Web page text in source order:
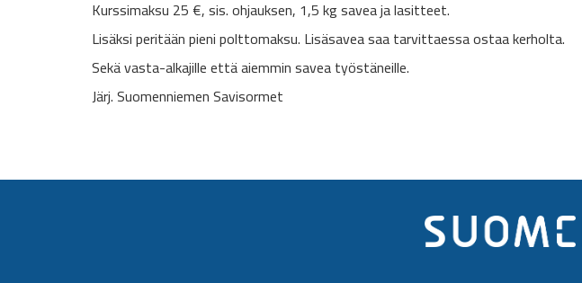
Kurssimaksu 25 €, sis. ohjauksen, 1,5 kg savea ja lasitteet.
Lisäksi peritään pieni polttomaksu. Lisäsavea saa tarvittaessa ostaa kerholta.
Sekä vasta-alkajille että aiemmin savea työstäneille.
Järj. Suomenniemen Savisormet